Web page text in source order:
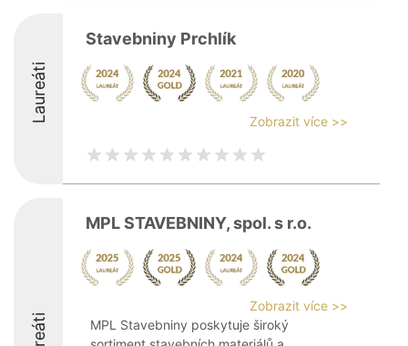
Laureáti
Stavebniny Prchlík
Zobrazit více >>
MPL STAVEBNINY, spol. s r.o.
Zobrazit více >>
MPL Stavebniny poskytuje široký